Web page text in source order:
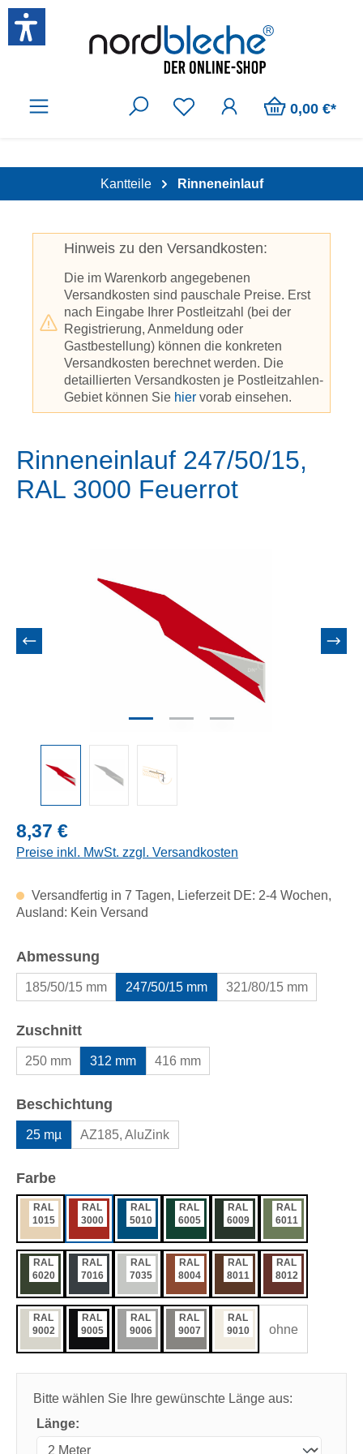
Zum Hauptinhalt springen
0,00 €*
Kantteile Rinneneinlauf
Hinweis zu den Versandkosten:
Die im Warenkorb angegebenen
Versandkosten sind pauschale Preise. Erst
nach Eingabe Ihrer Postleitzahl (bei der
Registrierung, Anmeldung oder
Gastbestellung) können die konkreten
Versandkosten berechnet werden. Die
detaillierten Versandkosten je Postleitzahlen-
Gebiet können Sie hier vorab einsehen.
Rinneneinlauf 247/50/15,
RAL 3000 Feuerrot
Regulärer Preis:
8,37 €
Preise inkl. MwSt. zzgl. Versandkosten
Versandfertig in 7 Tagen, Lieferzeit DE: 2-4 Wochen,
Ausland: Kein Versand
Abmessung
185/50/15 mm 247/50/15 mm 321/80/15 mm
Zuschnittauswählen
250 mm 312 mm 416 mm
Beschichtung
25 mµ AZ185, AluZink
Farbeauswählen
RAL
1015
RAL
3000
RAL
5010
RAL
6005
RAL
6009
RAL
6011
RAL
6020
RAL
7016
RAL
7035
RAL
8004
RAL
8011
RAL
8012
RAL
9002
RAL
9005
RAL
9006
RAL
9007
RAL
9010
ohne
Bitte wählen Sie Ihre gewünschte Länge aus:
Länge: